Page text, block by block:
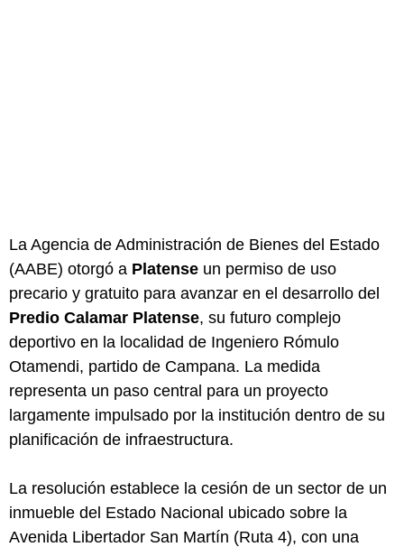
La Agencia de Administración de Bienes del Estado
(AABE) otorgó a Platense un permiso de uso
precario y gratuito para avanzar en el desarrollo del
Predio Calamar Platense, su futuro complejo
deportivo en la localidad de Ingeniero Rómulo
Otamendi, partido de Campana. La medida
representa un paso central para un proyecto
largamente impulsado por la institución dentro de su
planificación de infraestructura.
La resolución establece la cesión de un sector de un
inmueble del Estado Nacional ubicado sobre la
Avenida Libertador San Martín (Ruta 4), con una